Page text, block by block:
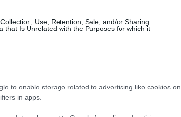
Use, Retention, Sale, and/or Sharing
that Is Unrelated with the Purposes for which it
to enable storage related to advertising like cookies on
in apps.